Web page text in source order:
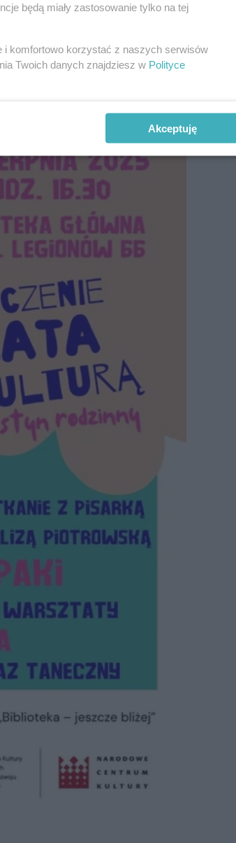
będą miały zastosowanie tylko na tej
i komfortowo korzystać z naszych serwisów
Twoich danych znajdziesz w Polityce
Akceptuję